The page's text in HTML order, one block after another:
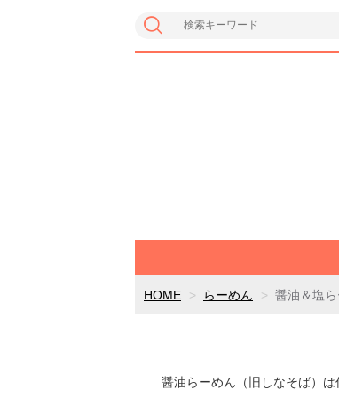
HOME らーめん 醤油＆塩
醤油らーめん（旧しなそば）